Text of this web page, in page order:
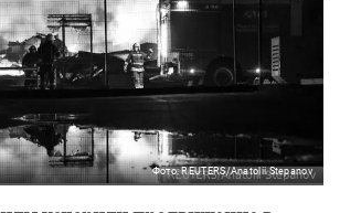
Фото: REUTERS/Anatolii Stepanov